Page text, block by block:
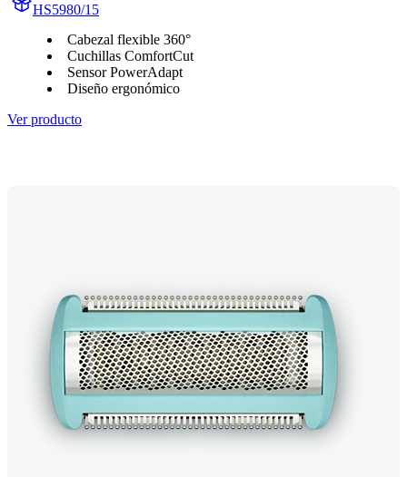
HS5980/15
Cabezal flexible 360°
Cuchillas ComfortCut
Sensor PowerAdapt
Diseño ergonómico
Ver producto